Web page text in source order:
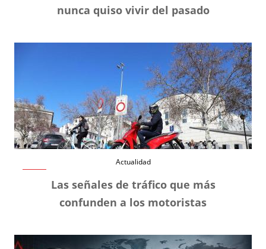
nunca quiso vivir del pasado
Actualidad
Las señales de tráfico que más
confunden a los motoristas